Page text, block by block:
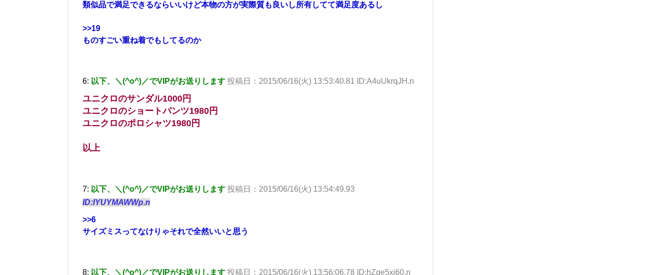
類似品で満足できるならいいけど本物の方が実際質も良いし所有してて満足度あるし
>>19
ものすごい重ね着でもしてるのか
6: 以下、＼(^o^)／でVIPがお送りします 投稿日：2015/06/16(火) 13:53:40.81 ID:A4uUkrqJH.n
ユニクロのサンダル1000円
ユニクロのショートパンツ1980円
ユニクロのポロシャツ1980円
以上
7: 以下、＼(^o^)／でVIPがお送りします 投稿日：2015/06/16(火) 13:54:49.93
ID:IYUYMAWWp.n
>>6
サイズミスってなけりゃそれで全然いいと思う
8: 以下、＼(^o^)／でVIPがお送りします 投稿日：2015/06/16(火) 13:56:06.78 ID:hZqe5xj60.n